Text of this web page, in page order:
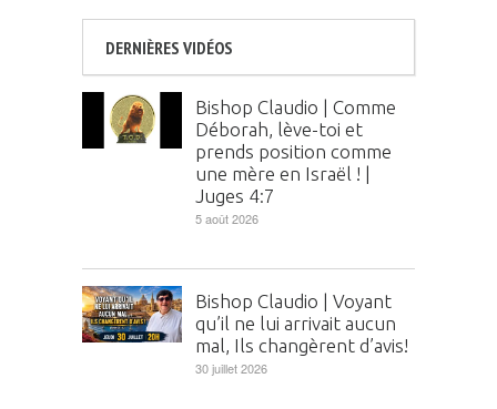
DERNIÈRES VIDÉOS
Bishop Claudio | Comme
Déborah, lève-toi et
prends position comme
une mère en Israël ! |
Juges 4:7
5 août 2026
Bishop Claudio | Voyant
qu’il ne lui arrivait aucun
mal, Ils changèrent d’avis!
30 juillet 2026